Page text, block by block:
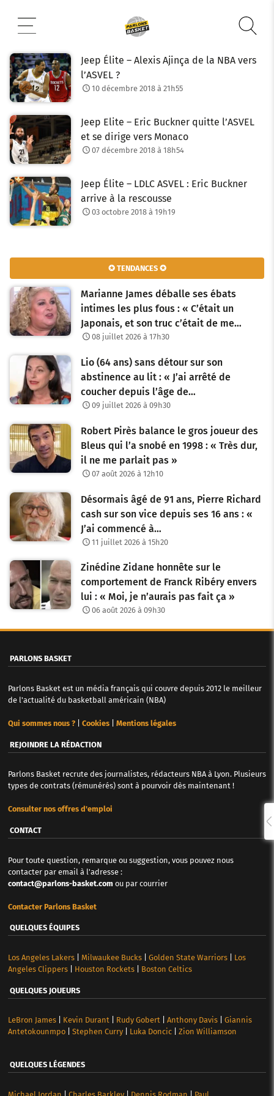
contenu
Jeep Élite – Alexis Ajinça de la NBA vers
l’ASVEL ?
10 décembre 2018 à 21h55
Jeep Elite – Eric Buckner quitte l’ASVEL
et se dirige vers Monaco
07 décembre 2018 à 18h54
Jeep Élite – LDLC ASVEL : Eric Buckner
arrive à la rescousse
03 octobre 2018 à 19h19
✪ TENDANCES ✪
Marianne James déballe ses ébats
intimes les plus fous : « C’était un
Japonais, et son truc c’était de me…
08 juillet 2026 à 17h30
Lio (64 ans) sans détour sur son
abstinence au lit : « J’ai arrêté de
coucher depuis l’âge de…
09 juillet 2026 à 09h30
Robert Pirès balance le gros joueur des
Bleus qui l’a snobé en 1998 : « Très dur,
il ne me parlait pas »
07 août 2026 à 12h10
Désormais âgé de 91 ans, Pierre Richard
cash sur son vice depuis ses 16 ans : «
J’ai commencé à…
11 juillet 2026 à 15h20
Zinédine Zidane honnête sur le
comportement de Franck Ribéry envers
lui : « Moi, je n’aurais pas fait ça »
06 août 2026 à 09h30
PARLONS BASKET
Parlons Basket est un média français qui couvre depuis 2012 le meilleur
de l'actualité du basketball américain (NBA)
Qui sommes nous ?| Cookies| Mentions légales
REJOINDRE LA RÉDACTION
Parlons Basket recrute des journalistes, rédacteurs NBA à Lyon. Plusieurs
types de contrats (rémunérés) sont à pourvoir dès maintenant !
Consulter nos offres d'emploi
CONTACT
Pour toute question, remarque ou suggestion, vous pouvez nous
contacter par email à l'adresse :
contact@parlons-basket.com ou par courrier
Contacter Parlons Basket
QUELQUES ÉQUIPES
Los Angeles Lakers| Milwaukee Bucks| Golden State Warriors| Los
Angeles Clippers| Houston Rockets| Boston Celtics
QUELQUES JOUEURS
LeBron James| Kevin Durant| Rudy Gobert| Anthony Davis| Giannis
Antetokounmpo| Stephen Curry| Luka Doncic| Zion Williamson
QUELQUES LÉGENDES